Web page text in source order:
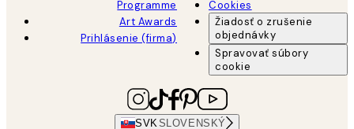
Programme
Art Awards
Prihlásenie (firma)
Cookies
Žiadosť o zrušenie
objednávky
Spravovať súbory
cookie
SVK SLOVENSKÝ